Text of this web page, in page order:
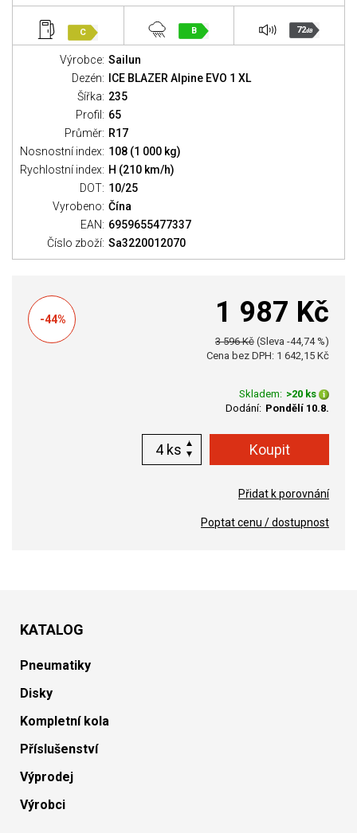
C B 72dB
Výrobce: Sailun
Dezén:
ICE BLAZER Alpine EVO 1 XL
Šířka: 235
Profil: 65
Průměr: R17
Nosnostní index: 108 (1 000 kg)
Rychlostní index: H (210 km/h)
DOT: 10/25
Vyrobeno: Čína
EAN: 6959655477337
Číslo zboží: Sa3220012070
-44% 1 987 Kč
3 596 Kč (Sleva -44,74 %)
Cena bez DPH: 1 642,15 Kč
Skladem: >20 ks
Dodání: Pondělí 10.8.
ks
Přidat k porovnání
Poptat cenu / dostupnost
KATALOG
Pneumatiky
Disky
Kompletní kola
Příslušenství
Výprodej
Výrobci